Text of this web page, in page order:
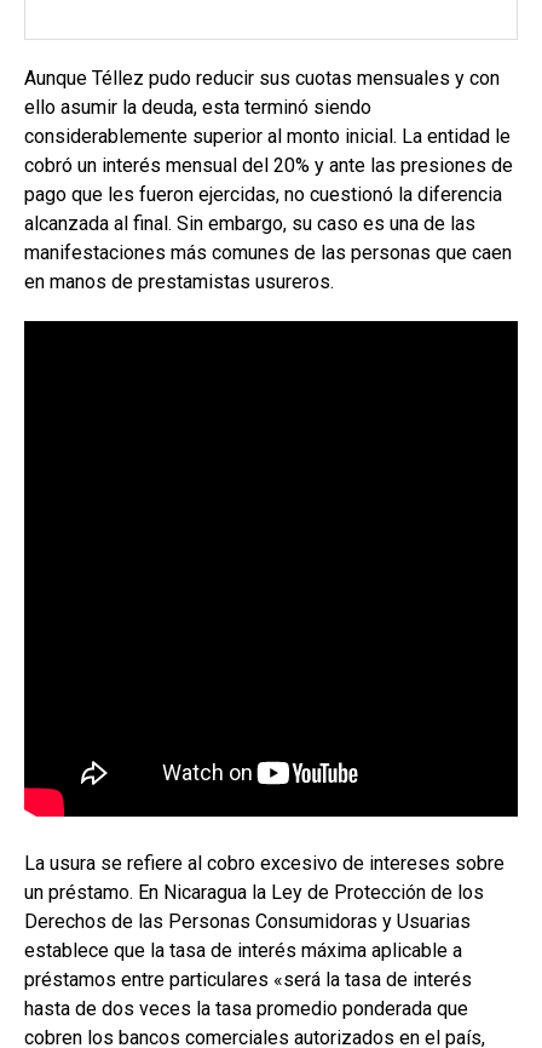
Aunque Téllez pudo reducir sus cuotas mensuales y con
ello asumir la deuda, esta terminó siendo
considerablemente superior al monto inicial. La entidad le
cobró un interés mensual del 20% y ante las presiones de
pago que les fueron ejercidas, no cuestionó la diferencia
alcanzada al final. Sin embargo, su caso es una de las
manifestaciones más comunes de las personas que caen
en manos de prestamistas usureros.
La usura se refiere al cobro excesivo de intereses sobre
un préstamo. En Nicaragua la Ley de Protección de los
Derechos de las Personas Consumidoras y Usuarias
establece que la tasa de interés máxima aplicable a
préstamos entre particulares «será la tasa de interés
hasta de dos veces la tasa promedio ponderada que
cobren los bancos comerciales autorizados en el país,